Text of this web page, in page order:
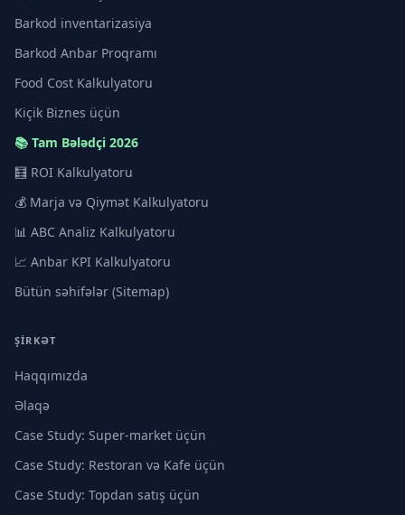
Barkod inventarizasiya
Barkod Anbar Proqramı
Food Cost Kalkulyatoru
Kiçik Biznes üçün
📚 Tam Bələdçi 2026
🧮 ROI Kalkulyatoru
💰 Marja və Qiymət Kalkulyatoru
📊 ABC Analiz Kalkulyatoru
📈 Anbar KPI Kalkulyatoru
Bütün səhifələr (Sitemap)
ŞIRKƏT
Haqqımızda
Əlaqə
Case Study: Super-market üçün
Case Study: Restoran və Kafe üçün
Case Study: Topdan satış üçün